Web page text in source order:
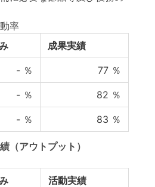
率
成果実績
- ％ 77 ％
- ％ 82 ％
- ％ 83 ％
（アウトプット）
活動実績